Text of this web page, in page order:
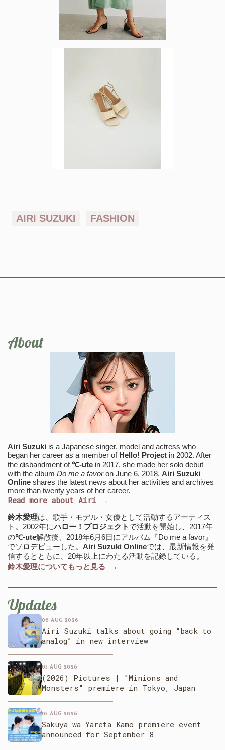
AIRI SUZUKI FASHION
About
Airi Suzuki is a Japanese singer, model and actress who
began her career as a member of Hello! Project in 2002. After
the disbandment of℃-ute in 2017, she made her solo debut
with the album Do me a favoron June 6, 2018. Airi Suzuki
Online shares the latest news about her activities and archives
more than twenty years of her career.
Read more about Airi →
鈴木愛理は、歌手・モデル・女優として活動するアーティス
ト。2002年にハロー！プロジェクト で活動を開始し、2017年
の℃-ute解散後、2018年6月6日にアルバム『Do me a favor』
でソロデビューした。 Airi Suzuki Onlineでは、最新情報を発
信するとともに、20年以上にわたる活動を記録している。
鈴木愛理についてもっと見る →
Updates
06 AUG 2026
Airi Suzuki talks about going “back to
analog” in new interview
05 AUG 2026
(2026) Pictures | "Minions and
Monsters" premiere in Tokyo, Japan
05 AUG 2026
Sakuya wa Yareta Kamo premiere event
announced for September 8